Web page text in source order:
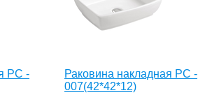
РС -
Раковина накладная РС -
007(42*42*12)